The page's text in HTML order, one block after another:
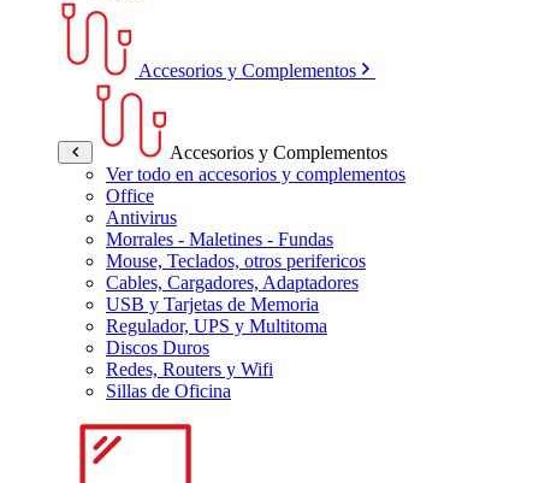
Accesorios y Complementos
Accesorios y Complementos
Ver todo en accesorios y complementos
Office
Antivirus
Morrales - Maletines - Fundas
Mouse, Teclados, otros perifericos
Cables, Cargadores, Adaptadores
USB y Tarjetas de Memoria
Regulador, UPS y Multitoma
Discos Duros
Redes, Routers y Wifi
Sillas de Oficina